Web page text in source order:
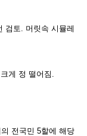
검토. 머릿속 시뮬레
게 정 떨어짐.
전국민 5할에 해당